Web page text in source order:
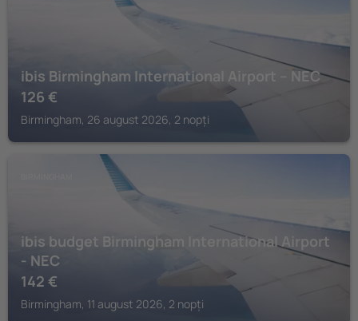
ibis Birmingham International Airport – NEC
126 €
Birmingham, 26 august 2026, 2 nopți
ibis budget Birmingham International Airport
- NEC
142 €
Birmingham, 11 august 2026, 2 nopți